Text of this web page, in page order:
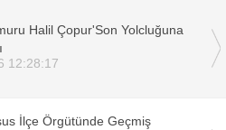
Halil Çopur'Son Yolcluğuna
12:28:17
İlçe Örgütünde Geçmiş